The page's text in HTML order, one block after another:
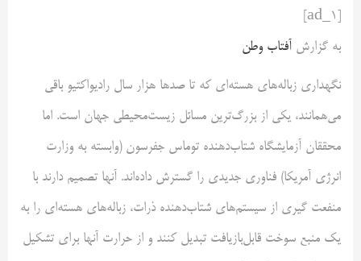
به گزارش آفتاب وطن
نگهداری زباله‌های هسته‌ای که تا صدها هزار سال رادیواکتیو باقی
می‌همانند، یکی از بزرگ‌ترین مسائل زیست‌محیطی جهان است. اما
محققان آزمایشگاه شتاب‌دهنده توماس جفرسون (وابسته به وزارت
انرژی آمریکا) فناوری جدیدی را گسترش داده‌اند. آنها تصمیم دارند با
منفعت گیری از سیستم‌های شتاب‌دهنده ذرات، زباله‌های هسته‌ای را به
یک منبع سوخت قابل‌بازیافت تبدیل کنند و از حرارت آنها برای تشکیل